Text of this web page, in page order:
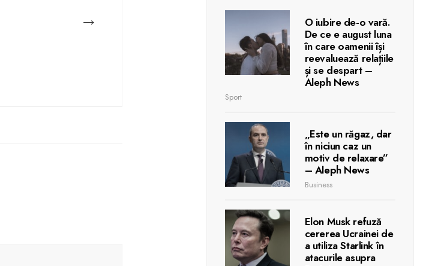
→
O iubire de-o vară.
De ce e august luna
în care oamenii își
reevaluează relațiile
și se despart –
Aleph News
Sport
„Este un răgaz, dar
în niciun caz un
motiv de relaxare”
– Aleph News
Business
Elon Musk refuză
cererea Ucrainei de
a utiliza Starlink în
atacurile asupra